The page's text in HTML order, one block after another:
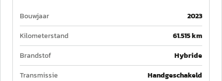
Bouwjaar
2023
Kilometerstand
61.515 km
Brandstof
Hybride
Transmissie
Handgeschakeld